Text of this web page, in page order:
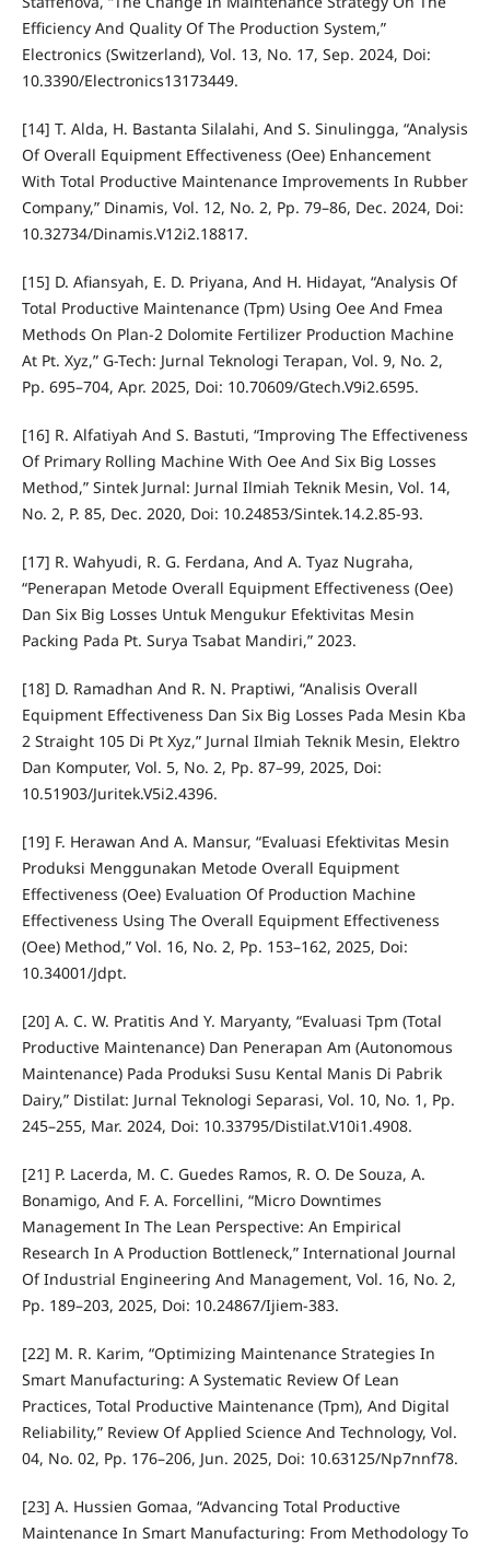
Efficiency And Quality Of The Production System,”
Electronics (Switzerland), Vol. 13, No. 17, Sep. 2024, Doi:
10.3390/Electronics13173449.
[14] T. Alda, H. Bastanta Silalahi, And S. Sinulingga, “Analysis
Of Overall Equipment Effectiveness (Oee) Enhancement
With Total Productive Maintenance Improvements In Rubber
Company,” Dinamis, Vol. 12, No. 2, Pp. 79–86, Dec. 2024, Doi:
10.32734/Dinamis.V12i2.18817.
[15] D. Afiansyah, E. D. Priyana, And H. Hidayat, “Analysis Of
Total Productive Maintenance (Tpm) Using Oee And Fmea
Methods On Plan-2 Dolomite Fertilizer Production Machine
At Pt. Xyz,” G-Tech: Jurnal Teknologi Terapan, Vol. 9, No. 2,
Pp. 695–704, Apr. 2025, Doi: 10.70609/Gtech.V9i2.6595.
[16] R. Alfatiyah And S. Bastuti, “Improving The Effectiveness
Of Primary Rolling Machine With Oee And Six Big Losses
Method,” Sintek Jurnal: Jurnal Ilmiah Teknik Mesin, Vol. 14,
No. 2, P. 85, Dec. 2020, Doi: 10.24853/Sintek.14.2.85-93.
[17] R. Wahyudi, R. G. Ferdana, And A. Tyaz Nugraha,
“Penerapan Metode Overall Equipment Effectiveness (Oee)
Dan Six Big Losses Untuk Mengukur Efektivitas Mesin
Packing Pada Pt. Surya Tsabat Mandiri,” 2023.
[18] D. Ramadhan And R. N. Praptiwi, “Analisis Overall
Equipment Effectiveness Dan Six Big Losses Pada Mesin Kba
2 Straight 105 Di Pt Xyz,” Jurnal Ilmiah Teknik Mesin, Elektro
Dan Komputer, Vol. 5, No. 2, Pp. 87–99, 2025, Doi:
10.51903/Juritek.V5i2.4396.
[19] F. Herawan And A. Mansur, “Evaluasi Efektivitas Mesin
Produksi Menggunakan Metode Overall Equipment
Effectiveness (Oee) Evaluation Of Production Machine
Effectiveness Using The Overall Equipment Effectiveness
(Oee) Method,” Vol. 16, No. 2, Pp. 153–162, 2025, Doi:
10.34001/Jdpt.
[20] A. C. W. Pratitis And Y. Maryanty, “Evaluasi Tpm (Total
Productive Maintenance) Dan Penerapan Am (Autonomous
Maintenance) Pada Produksi Susu Kental Manis Di Pabrik
Dairy,” Distilat: Jurnal Teknologi Separasi, Vol. 10, No. 1, Pp.
245–255, Mar. 2024, Doi: 10.33795/Distilat.V10i1.4908.
[21] P. Lacerda, M. C. Guedes Ramos, R. O. De Souza, A.
Bonamigo, And F. A. Forcellini, “Micro Downtimes
Management In The Lean Perspective: An Empirical
Research In A Production Bottleneck,” International Journal
Of Industrial Engineering And Management, Vol. 16, No. 2,
Pp. 189–203, 2025, Doi: 10.24867/Ijiem-383.
[22] M. R. Karim, “Optimizing Maintenance Strategies In
Smart Manufacturing: A Systematic Review Of Lean
Practices, Total Productive Maintenance (Tpm), And Digital
Reliability,” Review Of Applied Science And Technology, Vol.
04, No. 02, Pp. 176–206, Jun. 2025, Doi: 10.63125/Np7nnf78.
[23] A. Hussien Gomaa, “Advancing Total Productive
Maintenance In Smart Manufacturing: From Methodology To